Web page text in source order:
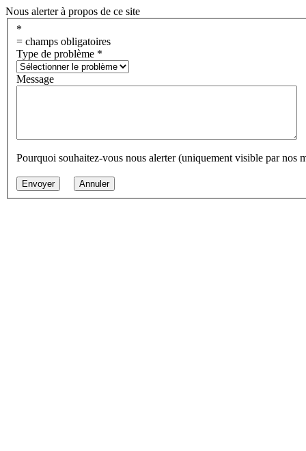
Nous alerter à propos de ce site
*
= champs obligatoires
Type de problème *
Message
Pourquoi souhaitez-vous nous alerter (uniquement visible par nos